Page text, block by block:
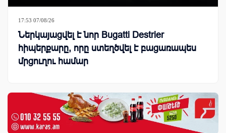
17:53 07/08/26
Ներկայացվել է նոր Bugatti Destrier
հիպերքարը, որը ստեղծվել է բացառապես
մրցուղու համար